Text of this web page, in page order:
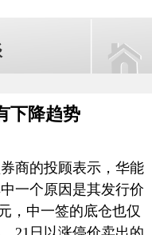
下降趋势
商的投顾表示，华能
一个原因是其发行价
，中一签的底仓也仅